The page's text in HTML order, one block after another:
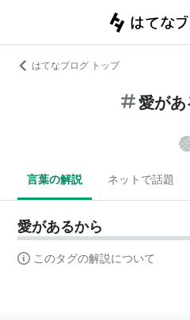
はてなブログ トップ
愛があ
言葉の解説 ネットで話題
愛があるから
このタグの解説について